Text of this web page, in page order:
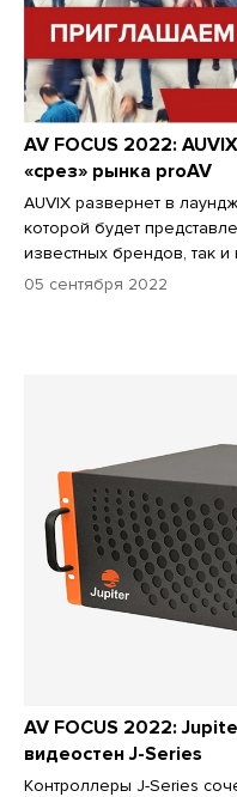
AV FOCUS 2022:
«срез» рынка proAV
AUVIX развернет в
которой будет
известных брендов, так
05 сентября 2022
AV FOCUS 2022:
видеостен J-Series
Контроллеры J-Series